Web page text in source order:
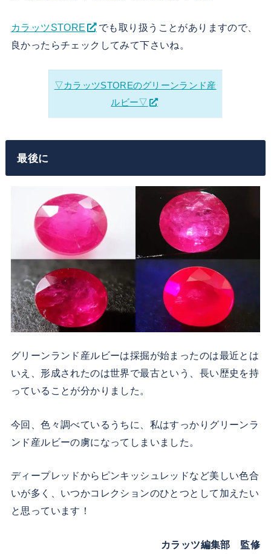
カラッツSTORE
でも取り扱うことがありますので、
良かったらチェックしてみて下さいね。
▽カラッツSTOREのグリーンランド産
ルビー▽
最後に
グリーンランド産ルビーは採掘が始まったのは最近とは
いえ、形成されたのは世界で最古という、長い歴史を持
っていることが分かりました。
今回、色々調べているうちに、私はすっかりグリーンラ
ンド産ルビーの虜になってしまいました。
ディープレッドからピンキッシュレッドなど美しい色合
いが多く、いつかコレクションのひとつとして加えたい
と思っています！
カラッツ編集部 監修